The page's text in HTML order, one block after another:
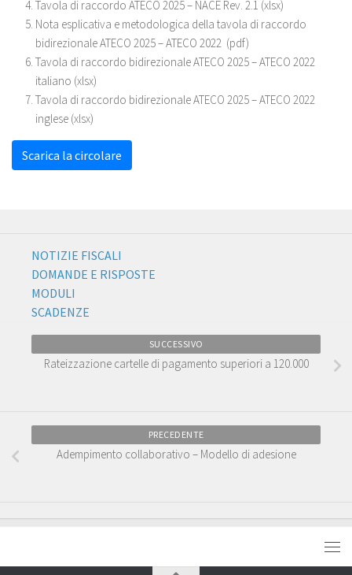
Tavola di raccordo ATECO 2025 – NACE Rev. 2.1 (xlsx)
Nota esplicativa e metodologica della tavola di raccordo
bidirezionale ATECO 2025 – ATECO 2022 (pdf)
Tavola di raccordo bidirezionale ATECO 2025 – ATECO 2022
italiano (xlsx)
Tavola di raccordo bidirezionale ATECO 2025 – ATECO 2022
inglese (xlsx)
Scarica la circolare
NOTIZIE FISCALI
DOMANDE E RISPOSTE
MODULI
SCADENZE
SUCCESSIVO
Rateizzazione cartelle di pagamento superiori a 120.000
PRECEDENTE
Adempimento collaborativo – Modello di adesione